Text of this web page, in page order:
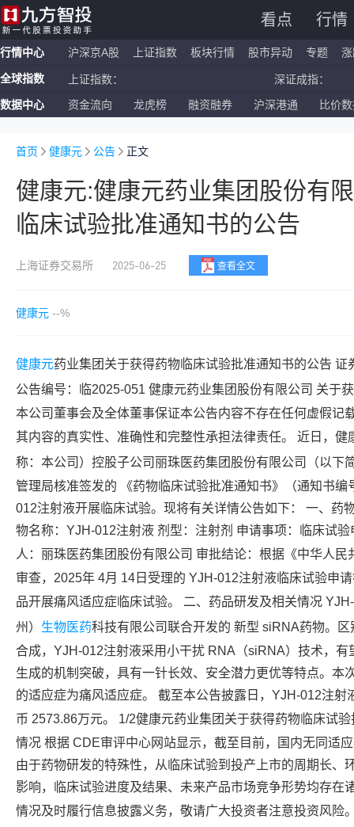
看点 行情
行情中心 沪深京A股 上证指数 板块行情 股市异动 专题
全球指数 上证指数： 深证成指：
恒生指数： 国企指数：
数据中心 资金流向 龙虎榜 融资融券 沪深港通 比价
首页 健康元 公告 正文
健康元:健康元药业集团股份有
临床试验批准通知书的公告
上海证券交易所 2025-06-25 查看全文
健康元 --%
健康元药业集团关于获得药物临床试验批准通知书的公告
公告编号：临2025-051 健康元药业集团股份有限公司 关于
本公司董事会及全体董事保证本公告内容不存在任何虚假记
其内容的真实性、准确性和完整性承担法律责任。 近日， 健
称：本公司）控股子公司 丽珠医药集团股份有限公司（以下
管理局核准签发的 《药物临床试验批准通知书》（通知书
012注射液开展临床试验。现将有关详情公告如下： 一、药
物名称：YJH-012注射液 剂型：注射剂 申请事项：临床试
人： 丽珠医药集团股份有限公司 审批结论：根据《中华人
审查，2025年 4月 14日受理的 YJH-012注射液临床试验申
品开展痛风适应症临床试验。 二、药品研发及相关情况
州） 生物医药科技有限公司联合开发的 新型 siRNA药物。
合成，YJH-012注射液采用小干扰 RNA（siRNA）技术，
生成的机制突破，具有一针长效、安全潜力更优等特点。本
的适应症为痛风适应症。 截至本公告披露日，YJH-012注
币 2573.86万元。 1/2健康元药业集团关于获得药物临床试
情况 根据 CDE审评中心网站显示，截至目前，国内无同适
由于药物研发的特殊性，从临床试验到投产上市的周期长、
影响，临床试验进度及结果、未来产品市场竞争形势均存在
情况及时履行信息披露义务，敬请广大投资者注意投资风险